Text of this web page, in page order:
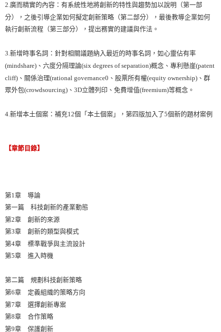
2.廣而精實的內容：有系統性地將創新的特性與趨勢加以說明（第一部
分），之後引導企業如何擬定創新策略（第二部分），最後教導企業如何
執行創新流程（第三部分），提出務實的建議與作法。
3.新增時事名詞：針對相關議題納入最近的時事名詞，如心靈佔有率
(mindshare)、六度分隔理論(six degrees of separation)概念、專利懸崖(patent
cliff)、關係治理(rational governance0、股票所有權(equity ownership)、群
眾外包(crowdsourcing)、3D立體列印、免費增值(freemium)等概念。
4.新增本土個案：補充12個「本土個案」，第四版加入了5個新的題材案例
【章節目錄】
第1章 導論
第一篇 科技創新的產業動態
第2章 創新的來源
第3章 創新的類型與模式
第4章 標準戰爭與主流設計
第5章 進入時機
第二篇 規劃科技創新策略
第6章 定義組織的策略方向
第7章 選擇創新專案
第8章 合作策略
第9章 保護創新